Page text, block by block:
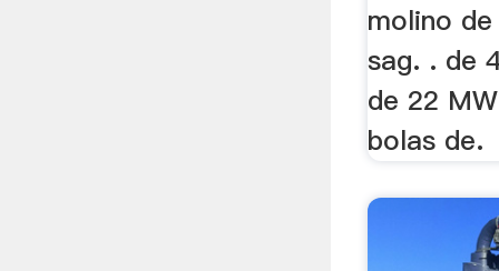
molino
sag. . de
de 22
bolas de.